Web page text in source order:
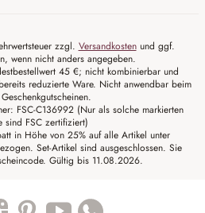
zzgl. Versandkostenund ggf.
wenn nicht anders angegeben.
45 €; nicht kombinierbar und
reduzierte Ware. Nicht anwendbar beim
FSC-C136992 (Nur als solche markierten
sind FSC zertifiziert)
in Höhe von 25% auf alle Artikel unter
Set-Artikel sind ausgeschlossen. Sie
Gültig bis 11.08.2026.